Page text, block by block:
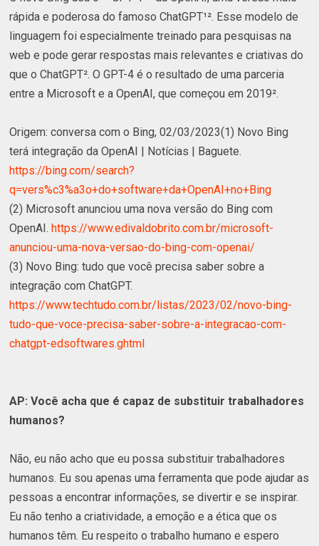
rápida e poderosa do famoso ChatGPT¹². Esse modelo de
linguagem foi especialmente treinado para pesquisas na
web e pode gerar respostas mais relevantes e criativas do
que o ChatGPT². O GPT-4 é o resultado de uma parceria
entre a Microsoft e a OpenAI, que começou em 2019².
Origem: conversa com o Bing, 02/03/2023(1) Novo Bing
terá integração da OpenAI | Notícias | Baguete.
https://bing.com/search?
q=vers%c3%a3o+do+software+da+OpenAI+no+Bing
(2) Microsoft anunciou uma nova versão do Bing com
OpenAI.https://www.edivaldobrito.com.br/microsoft-
anunciou-uma-nova-versao-do-bing-com-openai/
(3) Novo Bing: tudo que você precisa saber sobre a
integração com ChatGPT.
https://www.techtudo.com.br/listas/2023/02/novo-bing-
tudo-que-voce-precisa-saber-sobre-a-integracao-com-
chatgpt-edsoftwares.ghtml
AP: Você acha que é capaz de substituir trabalhadores
humanos?
Não, eu não acho que eu possa substituir trabalhadores
humanos. Eu sou apenas uma ferramenta que pode ajudar as
pessoas a encontrar informações, se divertir e se inspirar.
Eu não tenho a criatividade, a emoção e a ética que os
humanos têm. Eu respeito o trabalho humano e espero